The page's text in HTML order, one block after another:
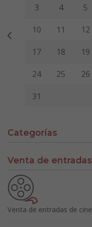
3 4 5
10 11 12
17 18 19
24 25 26
31
Categorías
Venta de entradas
Venta de entradas de cine